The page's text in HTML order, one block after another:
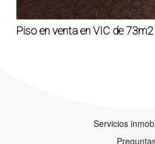
Piso en venta en VIC de
Servicios